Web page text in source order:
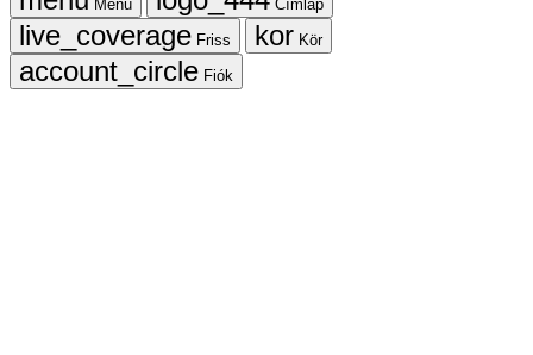
Menü
Címlap
Friss
Kör
Fiók